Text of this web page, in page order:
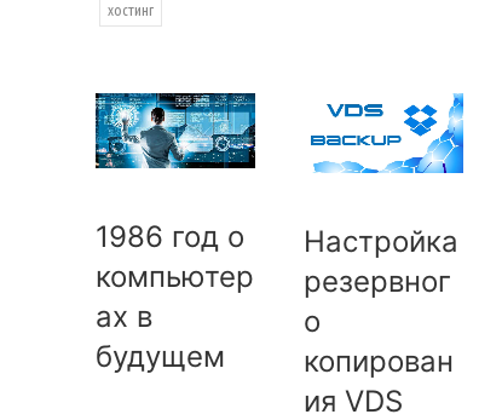
хостинг
1986 год о
компьютер
ах в
будущем
Настройка
резервног
о
копирован
ия VDS